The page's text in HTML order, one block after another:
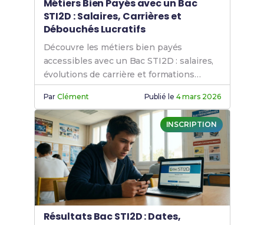
Métiers Bien Payés avec un Bac
STI2D : Salaires, Carrières et
Débouchés Lucratifs
Découvre les métiers bien payés
accessibles avec un Bac STI2D : salaires,
évolutions de carrière et formations
nécessaires. Guide complet avec chiffres.
ParClément Publié le 4 mars 2026
INSCRIPTION
Résultats Bac STI2D : Dates,